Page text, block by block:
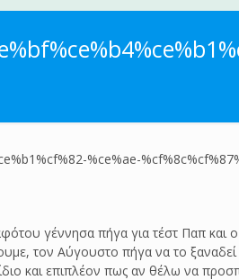
%ce%ae-
γέννησα πήγα για τέστ Παπ
τον Αύγουστο πήγα να το ξαναδεί
ίδιο και επιπλέον πως αν θέλω να